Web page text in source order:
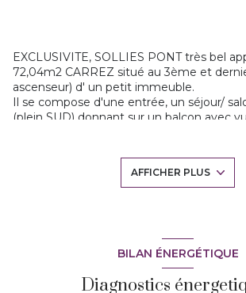
EXCLUSIVITE, SOLLIES PONT très bel
72,04m2 CARREZ situé au 3ème et
ascenseur) d' un petit immeuble.
Il se compose d'une entrée, un séjour/
(plein SUD) donnant sur un balcon avec
wc. Le tout dans un ETAT
raffiné. CAVE de 9m2, place de parking
climatisation dans les chambres et séjour.
Contact Florence SOLDANO Agent
immatriculé au RSAC de TOULON sous
178. Les honoraires sont à la charge du
AFFICHER PLUS
BILAN ÉNERGÉTIQUE
Diagnostics